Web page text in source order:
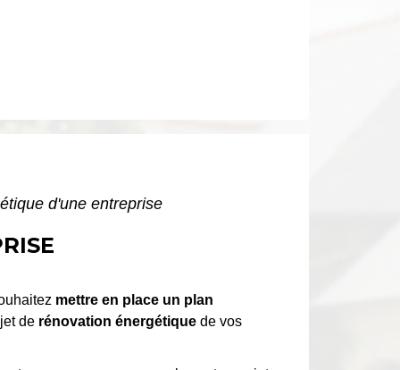
d'une entreprise
mettre en place un plan
de rénovation énergétique de vos